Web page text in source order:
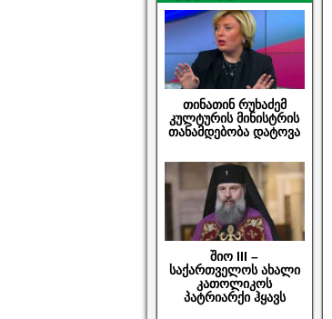
თინათინ რუხაძემ
კულტურის მინისტრის
თანამდებობა დატოვა
შიო III –
საქართველოს ახალი
კათოლიკოს
პატრიარქი ჰყავს